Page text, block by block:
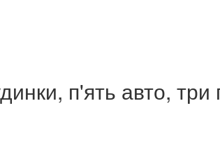
п'ять авто, три